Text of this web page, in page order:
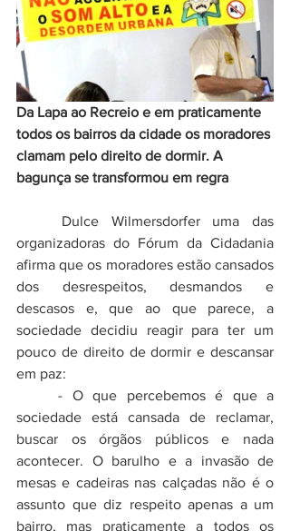
Da Lapa ao Recreio e em praticamente
todos os bairros da cidade os moradores
clamam pelo direito de dormir. A
bagunça se transformou em regra
organizadoras do Fórum da Cidadania
afirma que os moradores estão cansados
dos desrespeitos, desmandos e
descasos e, que ao que parece, a
sociedade decidiu reagir para ter um
pouco de direito de dormir e descansar
em paz:
	- O que percebemos é que a
sociedade está cansada de reclamar,
buscar os órgãos públicos e nada
acontecer. O barulho e a invasão de
mesas e cadeiras nas calçadas não é o
assunto que diz respeito apenas a um
bairro, mas praticamente a todos os